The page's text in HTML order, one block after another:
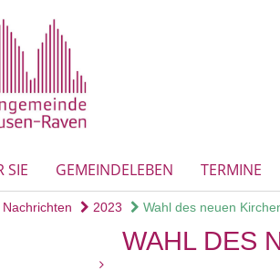
SIE GEMEINDELEBEN TERMINE
Nachrichten 2023 Wahl des neuen
WAHL DES